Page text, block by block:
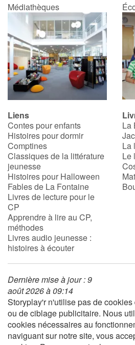
Médiathèques
Liens
Contes pour enfants
Histoires pour dormir
Comptines
Classiques de la littérature
jeunesse
Histoires pour Halloween
Fables de La Fontaine
Livres de lecture pour le
CP
Apprendre à lire au CP,
méthodes
Livres audio jeunesse :
histoires à écouter
La
La
Le
Dernière mise à jour : 9
août 2026 à 09:14
Storyplay'r n'utilise pas de
ou de ciblage publicitaire. Nous
cookies nécessaires au
naviguant sur notre site, vous